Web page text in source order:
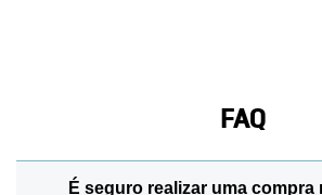
FAQ
É seguro realizar uma compra